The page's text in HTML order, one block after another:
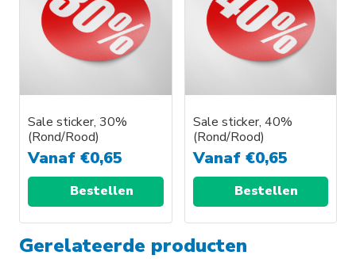
Sale sticker, 30%
(Rond/Rood)
Vanaf €0,65
Bestellen
Sale sticker, 40%
(Rond/Rood)
Vanaf €0,65
Bestellen
Gerelateerde producten